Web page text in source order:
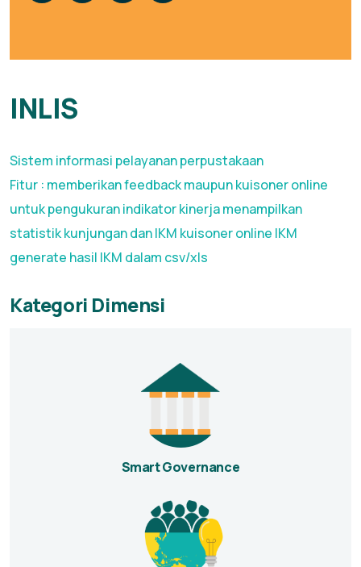
INLIS
Sistem informasi pelayanan perpustakaan
Fitur : memberikan feedback maupun kuisoner online
untuk pengukuran indikator kinerja menampilkan
statistik kunjungan dan IKM kuisoner online IKM
generate hasil IKM dalam csv/xls
Kategori Dimensi
Smart Governance